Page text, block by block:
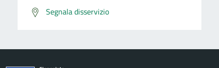
Segnala disservizio